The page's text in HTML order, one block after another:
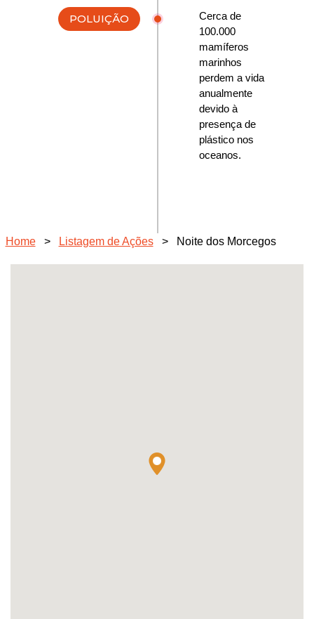
Cerca de
100.000
mamíferos
marinhos
perdem a vida
anualmente
devido à
presença de
plástico nos
oceanos.
POLUIÇÃO
Home > Listagem de Ações > Noite dos Morcegos